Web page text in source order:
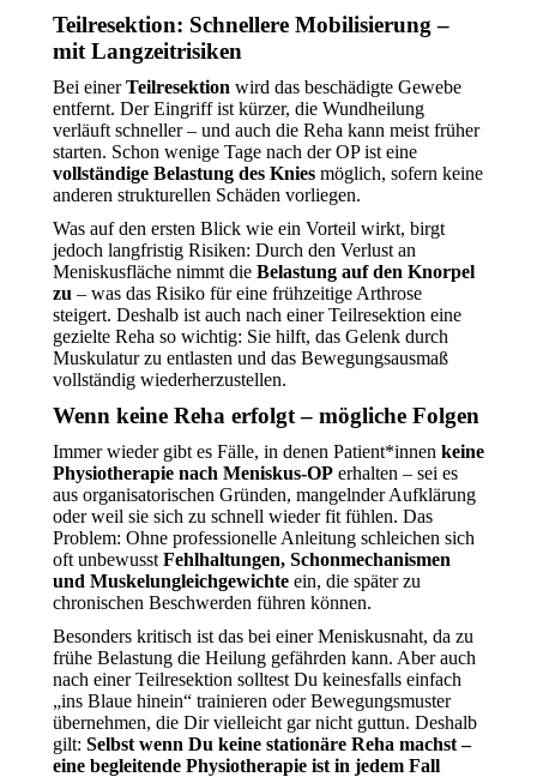
Teilresektion: Schnellere Mobilisierung –
mit Langzeitrisiken
Bei einerTeilresektion wird das beschädigte Gewebe
entfernt. Der Eingriff ist kürzer, die Wundheilung
verläuft schneller – und auch die Reha kann meist früher
starten. Schon wenige Tage nach der OP ist eine
vollständige Belastung des Knies möglich, sofern keine
anderen strukturellen Schäden vorliegen.
Was auf den ersten Blick wie ein Vorteil wirkt, birgt
jedoch langfristig Risiken: Durch den Verlust an
Meniskusfläche nimmt die Belastung auf den Knorpel
zu – was das Risiko für eine frühzeitige Arthrose
steigert. Deshalb ist auch nach einer Teilresektion eine
gezielte Reha so wichtig: Sie hilft, das Gelenk durch
Muskulatur zu entlasten und das Bewegungsausmaß
vollständig wiederherzustellen.
Wenn keine Reha erfolgt – mögliche Folgen
Immer wieder gibt es Fälle, in denen Patient*innen keine
Physiotherapie nach Meniskus-OP erhalten – sei es
aus organisatorischen Gründen, mangelnder Aufklärung
oder weil sie sich zu schnell wieder fit fühlen. Das
Problem: Ohne professionelle Anleitung schleichen sich
oft unbewusst Fehlhaltungen, Schonmechanismen
und Muskelungleichgewichte ein, die später zu
chronischen Beschwerden führen können.
Besonders kritisch ist das bei einer Meniskusnaht, da zu
frühe Belastung die Heilung gefährden kann. Aber auch
nach einer Teilresektion solltest Du keinesfalls einfach
„ins Blaue hinein“ trainieren oder Bewegungsmuster
übernehmen, die Dir vielleicht gar nicht guttun. Deshalb
gilt: Selbst wenn Du keine stationäre Reha machst –
eine begleitende Physiotherapie ist in jedem Fall